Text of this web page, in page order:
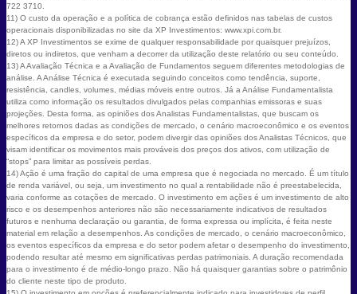
722 3710.
11) O custo da operação e a política de cobrança estão definidos nas tabelas de custos
operacionais disponibilizadas no site da XP Investimentos: www.xpi.com.br.
12) A XP Investimentos se exime de qualquer responsabilidade por quaisquer prejuízos,
diretos ou indiretos, que venham a decorrer da utilização deste relatório ou seu conteúdo.
13) A Avaliação Técnica e a Avaliação de Fundamentos seguem diferentes metodologias de
análise. A Análise Técnica é executada seguindo conceitos como tendência, suporte,
resistência, candles, volumes, médias móveis entre outros. Já a Análise Fundamentalista
utiliza como informação os resultados divulgados pelas companhias emissoras e suas
projeções. Desta forma, as opiniões dos Analistas Fundamentalistas, que buscam os
melhores retornos dadas as condições de mercado, o cenário macroeconômico e os eventos
específicos da empresa e do setor, podem divergir das opiniões dos Analistas Técnicos, que
visam identificar os movimentos mais prováveis dos preços dos ativos, com utilização de
“stops” para limitar as possíveis perdas.
14) Ação é uma fração do capital de uma empresa que é negociada no mercado. É um título
de renda variável, ou seja, um investimento no qual a rentabilidade não é preestabelecida,
varia conforme as cotações de mercado. O investimento em ações é um investimento de alto
risco e os desempenhos anteriores não são necessariamente indicativos de resultados
futuros e nenhuma declaração ou garantia, de forma expressa ou implícita, é feita neste
material em relação a desempenhos. As condições de mercado, o cenário macroeconômico,
os eventos específicos da empresa e do setor podem afetar o desempenho do investimento,
podendo resultar até mesmo em significativas perdas patrimoniais. A duração recomendada
para o investimento é de médio-longo prazo. Não há quaisquer garantias sobre o patrimônio
do cliente neste tipo de produto.